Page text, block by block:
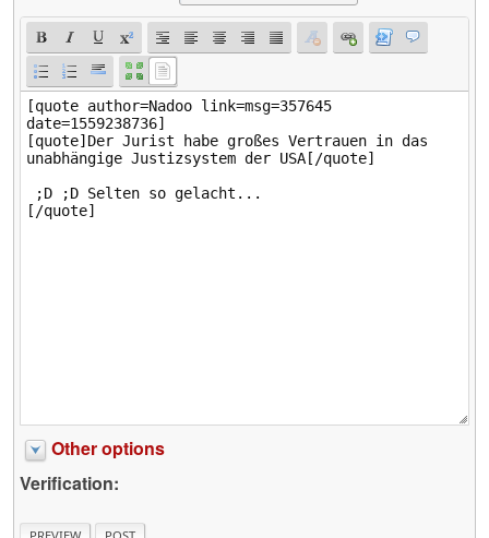
Other options
Verification: